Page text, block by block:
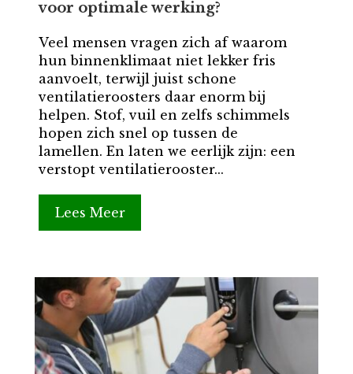
voor optimale werking?
Veel mensen vragen zich af waarom
hun binnenklimaat niet lekker fris
aanvoelt, terwijl juist schone
ventilatieroosters daar enorm bij
helpen. Stof, vuil en zelfs schimmels
hopen zich snel op tussen de
lamellen. En laten we eerlijk zijn: een
verstopt ventilatierooster...
Lees Meer